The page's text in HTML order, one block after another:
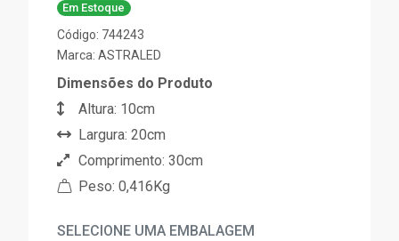
Em Estoque
Código: 744243
Marca: ASTRALED
Dimensões do Produto
Altura: 10cm
Largura: 20cm
Comprimento: 30cm
Peso: 0,416Kg
SELECIONE UMA EMBALAGEM